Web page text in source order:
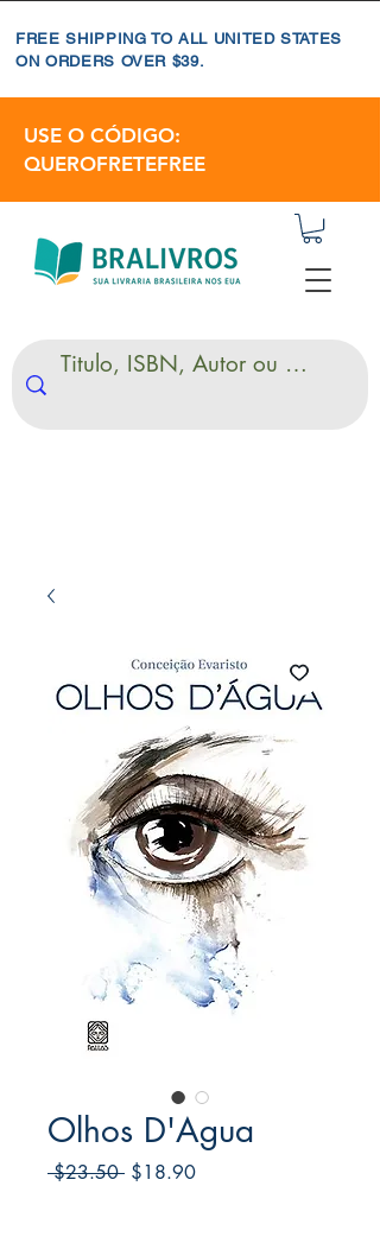
FREE SHIPPING TO ALL UNITED STATES
ON ORDERS OVER $39.
USE O CÓDIGO:
QUEROFRETEFREE
Olhos D'Agua
$23.50 Regular
$18.90Sale